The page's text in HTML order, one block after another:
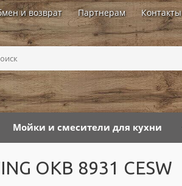
и возврат Партнерам Контакты
Мойки и смесители для кухни
OKB 8931 CESW